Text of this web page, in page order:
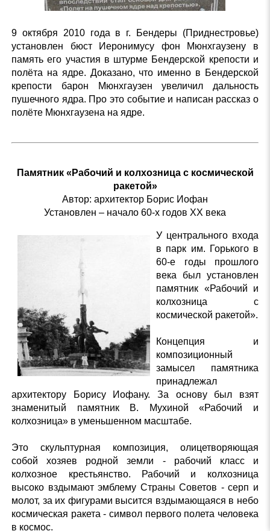
9 октября 2010 года в г. Бендеры (Приднестровье)
установлен бюст Иеронимусу фон Мюнхгаузену в
память его участия в штурме Бендерской крепости и
полёта на ядре. Доказано, что именно в Бендерской
крепости барон Мюнхгаузен увеличил дальность
пушечного ядра. Про это событие и написан рассказ о
полёте Мюнхгаузена на ядре.
Памятник «Рабочий и колхозница с космической
ракетой»
Автор: архитектор Борис Иофан
Установлен – начало 60-х годов XX века
У центрального входа
в парк им. Горького в
60-е годы прошлого
века был установлен
памятник «Рабочий и
колхозница с
космической ракетой».
Концепция и
композиционный
замысел памятника
принадлежал
архитектору Борису Иофану. За основу был взят
знаменитый памятник В. Мухиной «Рабочий и
колхозница» в уменьшенном масштабе.
Это скульптурная композиция, олицетворяющая
собой хозяев родной земли - рабочий класс и
колхозное крестьянство. Рабочий и колхозница
высоко вздымают эмблему Страны Советов - серп и
молот, за их фигурами высится вздымающаяся в небо
космическая ракета - символ первого полета человека
в космос.